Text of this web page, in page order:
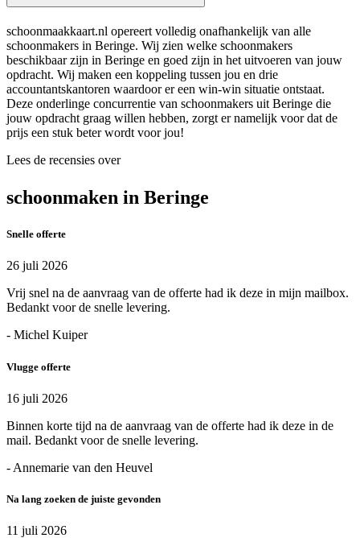
schoonmaakkaart.nl opereert volledig onafhankelijk van alle
schoonmakers in Beringe. Wij zien welke schoonmakers
beschikbaar zijn in Beringe en goed zijn in het uitvoeren van jouw
opdracht. Wij maken een koppeling tussen jou en drie
accountantskantoren waardoor er een win-win situatie ontstaat.
Deze onderlinge concurrentie van schoonmakers uit Beringe die
jouw opdracht graag willen hebben, zorgt er namelijk voor dat de
prijs een stuk beter wordt voor jou!
Lees de recensies over
schoonmaken in Beringe
Snelle offerte
26 juli 2026
Vrij snel na de aanvraag van de offerte had ik deze in mijn mailbox.
Bedankt voor de snelle levering.
- Michel Kuiper
Vlugge offerte
16 juli 2026
Binnen korte tijd na de aanvraag van de offerte had ik deze in de
mail. Bedankt voor de snelle levering.
- Annemarie van den Heuvel
Na lang zoeken de juiste gevonden
11 juli 2026